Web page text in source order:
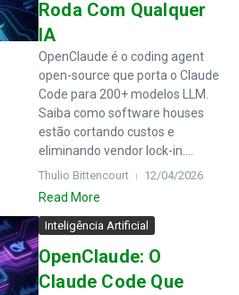
Roda Com Qualquer
IA
OpenClaude é o coding agent
open-source que porta o Claude
Code para 200+ modelos LLM.
Saiba como software houses
estão cortando custos e
eliminando vendor lock-in....
Thulio Bittencourt 12/04/2026
Read More
Inteligência Artificial
OpenClaude: O
Claude Code Que